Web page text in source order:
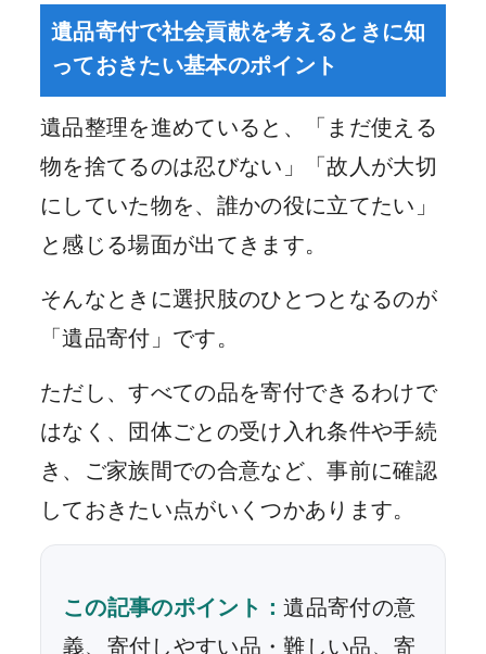
遺品寄付で社会貢献を考えるときに知
っておきたい基本のポイント
遺品整理を進めていると、「まだ使える
物を捨てるのは忍びない」「故人が大切
にしていた物を、誰かの役に立てたい」
と感じる場面が出てきます。
そんなときに選択肢のひとつとなるのが
「遺品寄付」です。
ただし、すべての品を寄付できるわけで
はなく、団体ごとの受け入れ条件や手続
き、ご家族間での合意など、事前に確認
しておきたい点がいくつかあります。
この記事のポイント：遺品寄付の意
義、寄付しやすい品・難しい品、寄